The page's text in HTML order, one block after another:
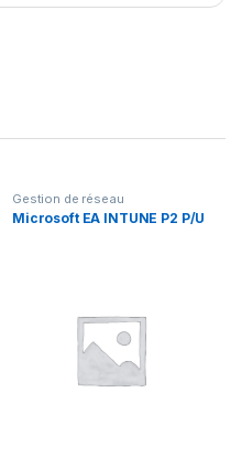
Gestion de réseau
Microsoft EA INTUNE P2 P/U